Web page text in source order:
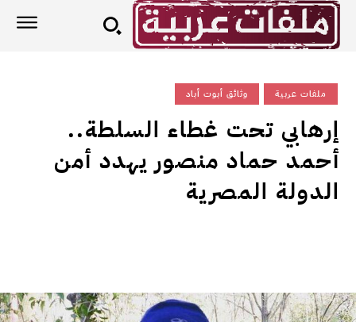
ملفات عربية وثائق أبوت أباد
إرهابي تحت غطاء السلطة..
أحمد حماد منصور يهدد أمن
الدولة المصرية